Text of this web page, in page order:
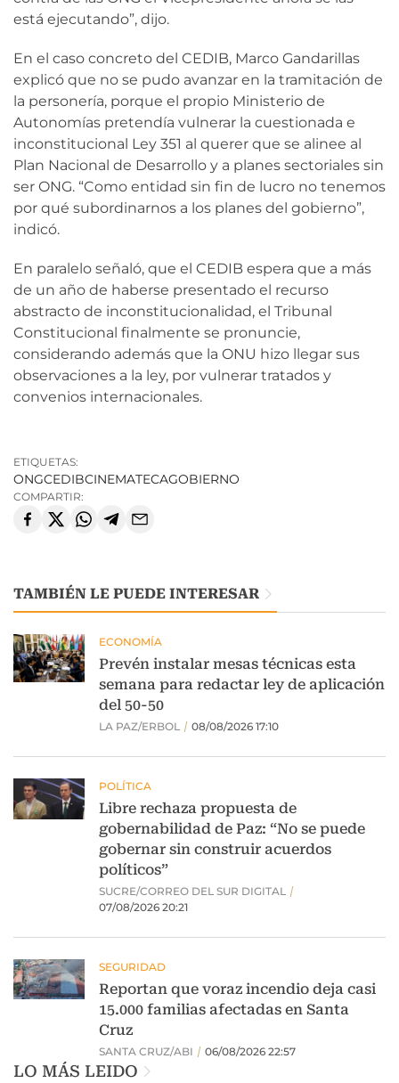
está ejecutando”, dijo.
En el caso concreto del CEDIB, Marco Gandarillas
explicó que no se pudo avanzar en la tramitación de
la personería, porque el propio Ministerio de
Autonomías pretendía vulnerar la cuestionada e
inconstitucional Ley 351 al querer que se alinee al
Plan Nacional de Desarrollo y a planes sectoriales sin
ser ONG. “Como entidad sin fin de lucro no tenemos
por qué subordinarnos a los planes del gobierno”,
indicó.
En paralelo señaló, que el CEDIB espera que a más
de un año de haberse presentado el recurso
abstracto de inconstitucionalidad, el Tribunal
Constitucional finalmente se pronuncie,
considerando además que la ONU hizo llegar sus
observaciones a la ley, por vulnerar tratados y
convenios internacionales.
ETIQUETAS:
ONGCEDIBCINEMATECAGOBIERNO
COMPARTIR:
TAMBIÉN LE PUEDE INTERESAR
LO MÁS LEIDO